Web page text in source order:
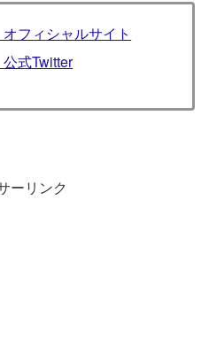
フィシャルサイト
公式Twitter
ーリンク